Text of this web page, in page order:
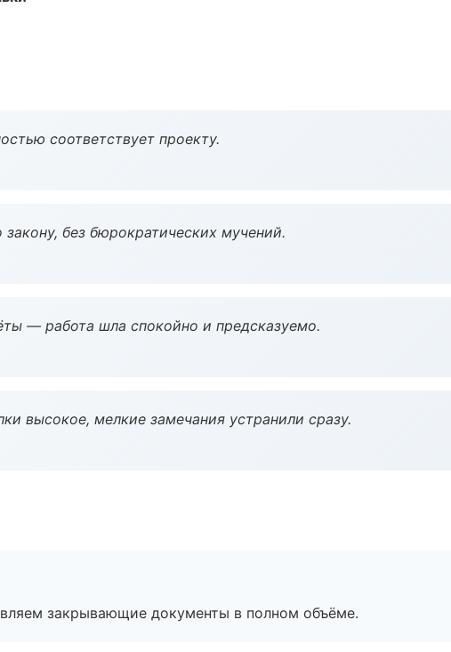
соответствует проекту.
без бюрократических мучений.
— работа шла спокойно и предсказуемо.
высокое, мелкие замечания устранили сразу.
закрывающие документы в полном объёме.